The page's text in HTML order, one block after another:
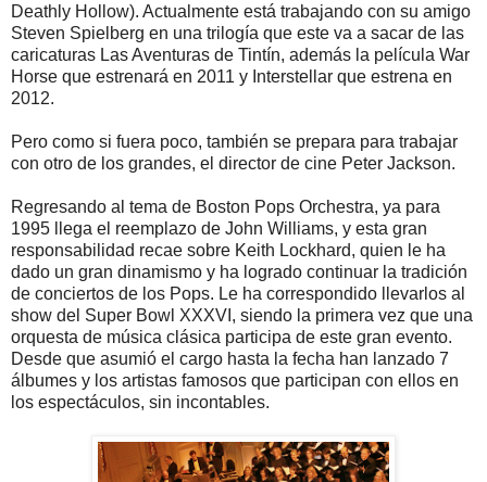
Deathly Hollow). Actualmente está trabajando con su amigo
Steven Spielberg en una trilogía que este va a sacar de las
caricaturas Las Aventuras de Tintín, además la película War
Horse que estrenará en 2011 y Interstellar que estrena en
2012.
Pero como si fuera poco, también se prepara para trabajar
con otro de los grandes, el director de cine Peter Jackson.
Regresando al tema de Boston Pops Orchestra, ya para
1995 llega el reemplazo de John Williams, y esta gran
responsabilidad recae sobre Keith Lockhard, quien le ha
dado un gran dinamismo y ha logrado continuar la tradición
de conciertos de los Pops. Le ha correspondido llevarlos al
show del Super Bowl XXXVI, siendo la primera vez que una
orquesta de música clásica participa de este gran evento.
Desde que asumió el cargo hasta la fecha han lanzado 7
álbumes y los artistas famosos que participan con ellos en
los espectáculos, sin incontables.